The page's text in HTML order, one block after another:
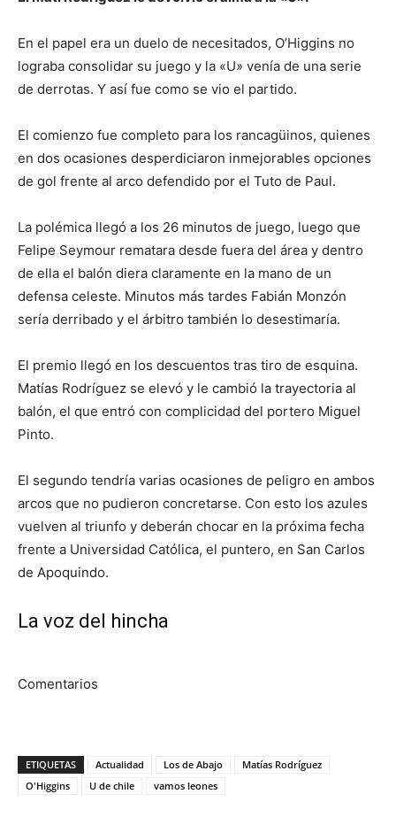
En el papel era un duelo de necesitados, O’Higgins no
lograba consolidar su juego y la «U» venía de una serie
de derrotas. Y así fue como se vio el partido.
El comienzo fue completo para los rancagüinos, quienes
en dos ocasiones desperdiciaron inmejorables opciones
de gol frente al arco defendido por el Tuto de Paul.
La polémica llegó a los 26 minutos de juego, luego que
Felipe Seymour rematara desde fuera del área y dentro
de ella el balón diera claramente en la mano de un
defensa celeste. Minutos más tardes Fabián Monzón
sería derribado y el árbitro también lo desestimaría.
El premio llegó en los descuentos tras tiro de esquina.
Matías Rodríguez se elevó y le cambió la trayectoria al
balón, el que entró con complicidad del portero Miguel
Pinto.
El segundo tendría varias ocasiones de peligro en ambos
arcos que no pudieron concretarse. Con esto los azules
vuelven al triunfo y deberán chocar en la próxima fecha
frente a Universidad Católica, el puntero, en San Carlos
de Apoquindo.
La voz del hincha
Comentarios
ETIQUETAS Actualidad Los de Abajo
Matías Rodríguez
O'Higgins
U de chile vamos leones